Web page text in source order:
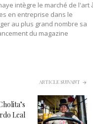
intègre le marché de l'art
en entreprise dans le
au plus grand nombre sa
du magazine
ARTICLE SUIVANT
Leal